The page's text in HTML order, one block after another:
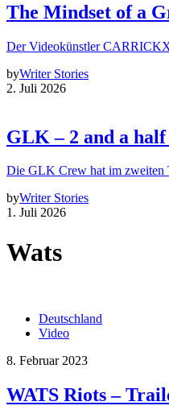
The Mindset of a
Der Videokünstler
byWriter Stories
2. Juli 2026
GLK – 2 and a
Die GLK Crew hat im zweiten
byWriter Stories
1. Juli 2026
Wats
Deutschland
Video
8. Februar 2023
WATS Riots –